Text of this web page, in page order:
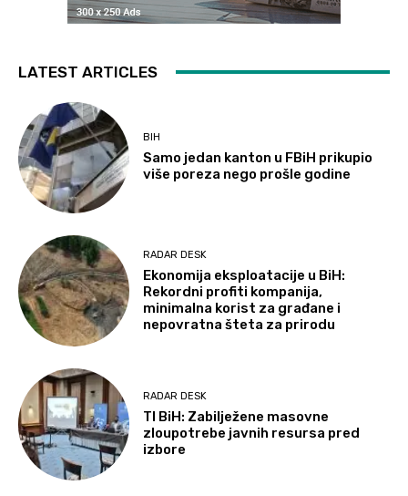
LATEST ARTICLES
BIH
Samo jedan kanton u FBiH prikupio
više poreza nego prošle godine
RADAR DESK
Ekonomija eksploatacije u BiH:
Rekordni profiti kompanija,
minimalna korist za građane i
nepovratna šteta za prirodu
RADAR DESK
TI BiH: Zabilježene masovne
zloupotrebe javnih resursa pred
izbore